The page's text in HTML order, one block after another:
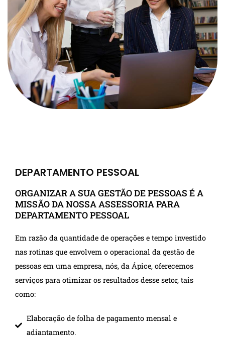
DEPARTAMENTO PESSOAL
ORGANIZAR A SUA GESTÃO DE PESSOAS É A
MISSÃO DA NOSSA ASSESSORIA PARA
DEPARTAMENTO PESSOAL
Em razão da quantidade de operações e tempo investido
nas rotinas que envolvem o operacional da gestão de
pessoas em uma empresa, nós, da Ápice, oferecemos
serviços para otimizar os resultados desse setor, tais
como:
Elaboração de folha de pagamento mensal e
adiantamento.